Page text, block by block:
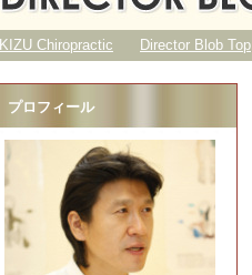
KIZU Chiropractic Director Blob Top
プロフィール